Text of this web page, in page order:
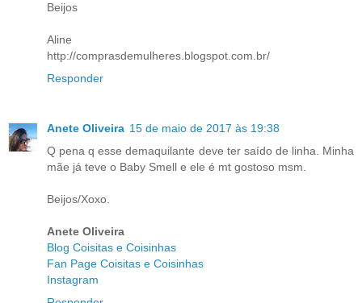
Beijos
Aline
http://comprasdemulheres.blogspot.com.br/
Responder
Anete Oliveira 15 de maio de 2017 às 19:38
Q pena q esse demaquilante deve ter saído de linha. Minha
mãe já teve o Baby Smell e ele é mt gostoso msm.
Beijos/Xoxo.
Anete Oliveira
Blog Coisitas e Coisinhas
Fan Page Coisitas e Coisinhas
Instagram